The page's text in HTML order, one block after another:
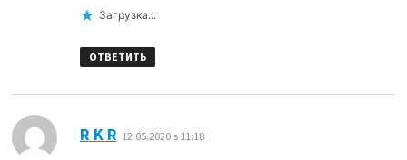
Загрузка...
ОТВЕТИТЬ
R K R 12.05.2020 в 11:18